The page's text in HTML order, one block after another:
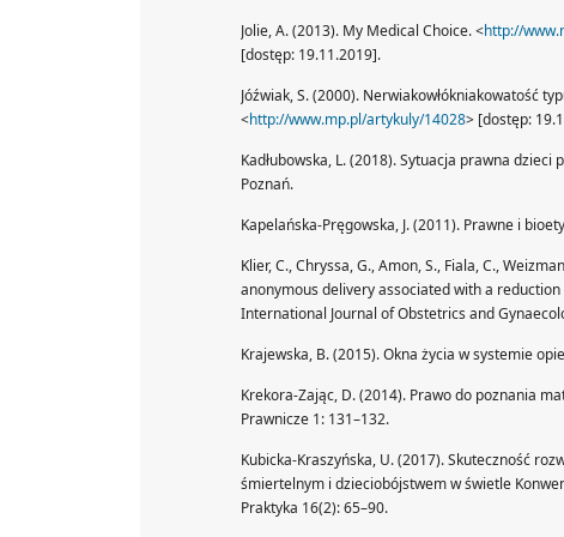
Jolie, A. (2013). My Medical Choice. <http://
[dostęp: 19.11.2019].
Jóźwiak, S. (2000). Nerwiakowłókniakowatość
<http://www.mp.pl/artykuly/14028> [dostęp:
Kadłubowska, L. (2018). Sytuacja prawna
Poznań.
Kapelańska-Pręgowska, J. (2011). Prawne i
Klier, C., Chryssa, G., Amon, S., Fiala, C.,
anonymous delivery associated with a
International Journal of Obstetrics and
Krajewska, B. (2015). Okna życia w systemie
Krekora-Zając, D. (2014). Prawo do poznania
Prawnicze 1: 131–132.
Kubicka-Kraszyńska, U. (2017). Skuteczność
śmiertelnym i dzieciobójstwem w świetle
Praktyka 16(2): 65–90.